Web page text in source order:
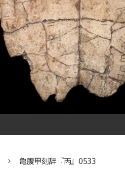
亀腹甲刻辞『丙』0533